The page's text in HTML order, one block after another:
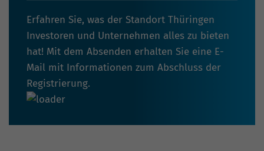
Erfahren Sie, was der Standort Thüringen
Investoren und Unternehmen alles zu bieten
hat! Mit dem Absenden erhalten Sie eine E-
Mail mit Informationen zum Abschluss der
Registrierung.